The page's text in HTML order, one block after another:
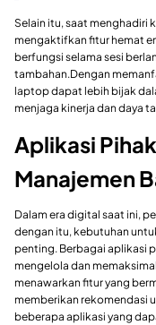
Selain itu, saat menghadiri
mengaktifkan fitur hemat
berfungsi selama sesi
tambahan.Dengan
laptop dapat lebih bijak
menjaga kinerja dan daya
Aplikasi
Manajemen
Dalam era digital saat ini,
dengan itu, kebutuhan
penting. Berbagai aplikasi
mengelola dan
menawarkan fitur yang
memberikan rekomendasi
beberapa aplikasi yang